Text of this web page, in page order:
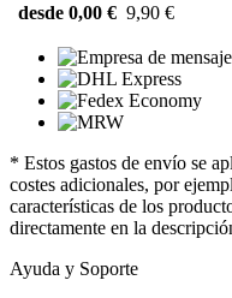
desde 0,00 € 9,90 €
* Estos gastos de envío se
costes adicionales, por
características de los
directamente en la
Ayuda y Soporte